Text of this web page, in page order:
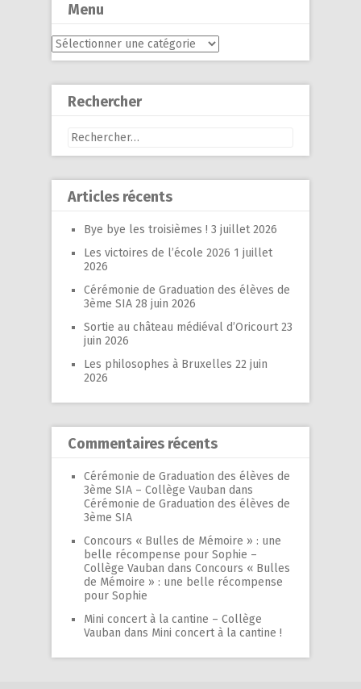
Menu
Menu
Rechercher
Rechercher :
Articles récents
Bye bye les troisièmes ! 3 juillet 2026
Les victoires de l’école 2026 1 juillet
2026
Cérémonie de Graduation des élèves de
3ème SIA 28 juin 2026
Sortie au château médiéval d’Oricourt 23
juin 2026
Les philosophes à Bruxelles 22 juin
2026
Commentaires récents
Cérémonie de Graduation des élèves de
3ème SIA – Collège Vauban dans
Cérémonie de Graduation des élèves de
3ème SIA
Concours « Bulles de Mémoire » : une
belle récompense pour Sophie –
Collège Vauban dans Concours « Bulles
de Mémoire » : une belle récompense
pour Sophie
Mini concert à la cantine – Collège
Vauban dans Mini concert à la cantine !